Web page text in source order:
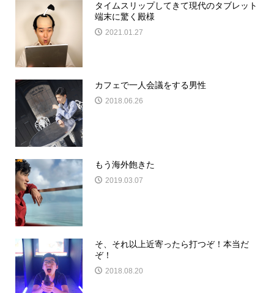
タイムスリップしてきて現代のタブレット
端末に驚く殿様
2021.01.27
カフェで一人会議をする男性
2018.06.26
もう海外飽きた
2019.03.07
そ、それ以上近寄ったら打つぞ！本当だ
ぞ！
2018.08.20